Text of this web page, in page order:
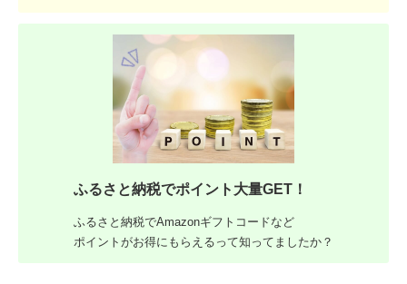
ふるさと納税でポイント大量GET！
ふるさと納税でAmazonギフトコードなど
ポイントがお得にもらえるって知ってましたか？